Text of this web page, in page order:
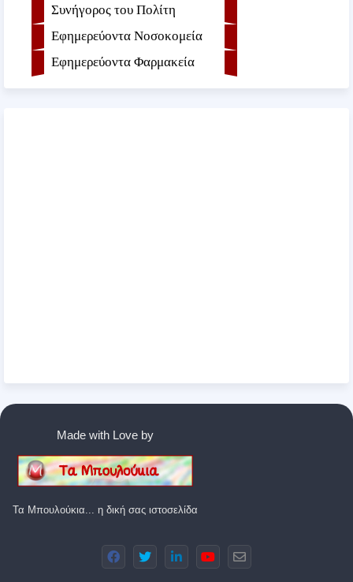
Συνήγορος του Πολίτη
Εφημερεύοντα Νοσοκομεία
Εφημερεύοντα Φαρμακεία
Made with Love by
Τα Μπουλούκια... η δική σας ιστοσελίδα